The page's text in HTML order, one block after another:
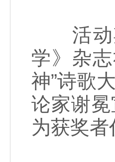
活动期
学》杂
神”诗歌
论家谢
为获奖者